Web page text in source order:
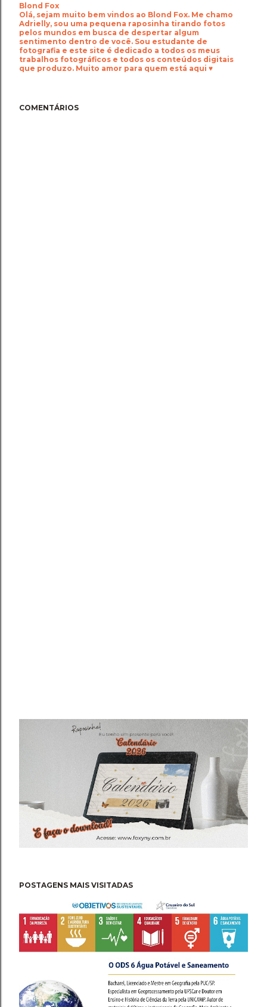
Blond Fox
Olá, sejam muito bem vindos ao Blond Fox. Me chamo
Adrielly, sou uma pequena raposinha tirando fotos
pelos mundos em busca de despertar algum
sentimento dentro de você. Sou estudante de
fotografia e este site é dedicado a todos os meus
trabalhos fotográficos e todos os conteúdos digitais
que produzo. Muito amor para quem está aqui ♥
COMENTÁRIOS
POSTAGENS MAIS VISITADAS